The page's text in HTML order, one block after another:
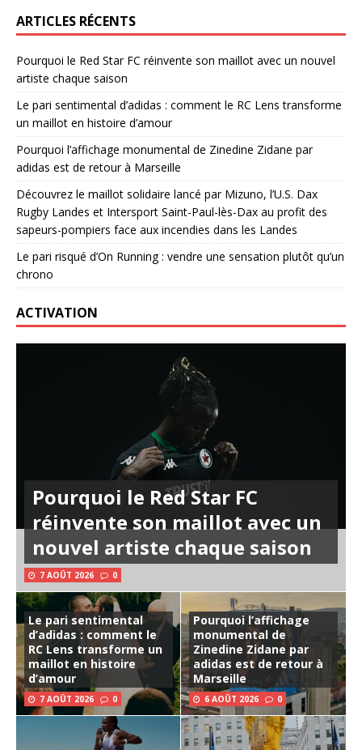
ARTICLES RÉCENTS
Pourquoi le Red Star FC réinvente son maillot avec un nouvel
artiste chaque saison
Le pari sentimental d’adidas : comment le RC Lens transforme
un maillot en histoire d’amour
Pourquoi l’affichage monumental de Zinedine Zidane par
adidas est de retour à Marseille
Découvrez le maillot solidaire lancé par Mizuno, l’U.S. Dax
Rugby Landes et Intersport Saint-Paul-lès-Dax au profit des
sapeurs-pompiers face aux incendies dans les Landes
Le pari risqué d’On Running : vendre une sensation plutôt qu’un
chrono
ACTIVATION
Pourquoi le Red Star FC
réinvente son maillot avec un
nouvel artiste chaque saison
7 AOÛT 2026 0
Le pari sentimental
d’adidas : comment le
RC Lens transforme un
maillot en histoire
d’amour
7 AOÛT 2026 0
Pourquoi l’affichage
monumental de
Zinedine Zidane par
adidas est de retour à
Marseille
6 AOÛT 2026 0